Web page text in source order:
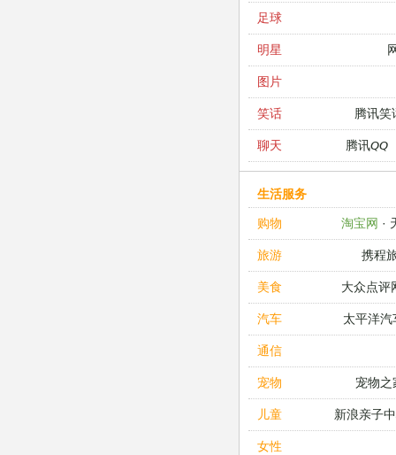
足球
明星
图片
笑话 腾讯笑
聊天 腾讯QQ
生活服务
购物
淘宝网 ·
旅游 携程
美食 大众点评
汽车 太平洋汽
通信
宠物 宠物之
儿童 新浪亲子
女性